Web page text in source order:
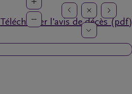
Télécharger l'avis de décès (pdf)